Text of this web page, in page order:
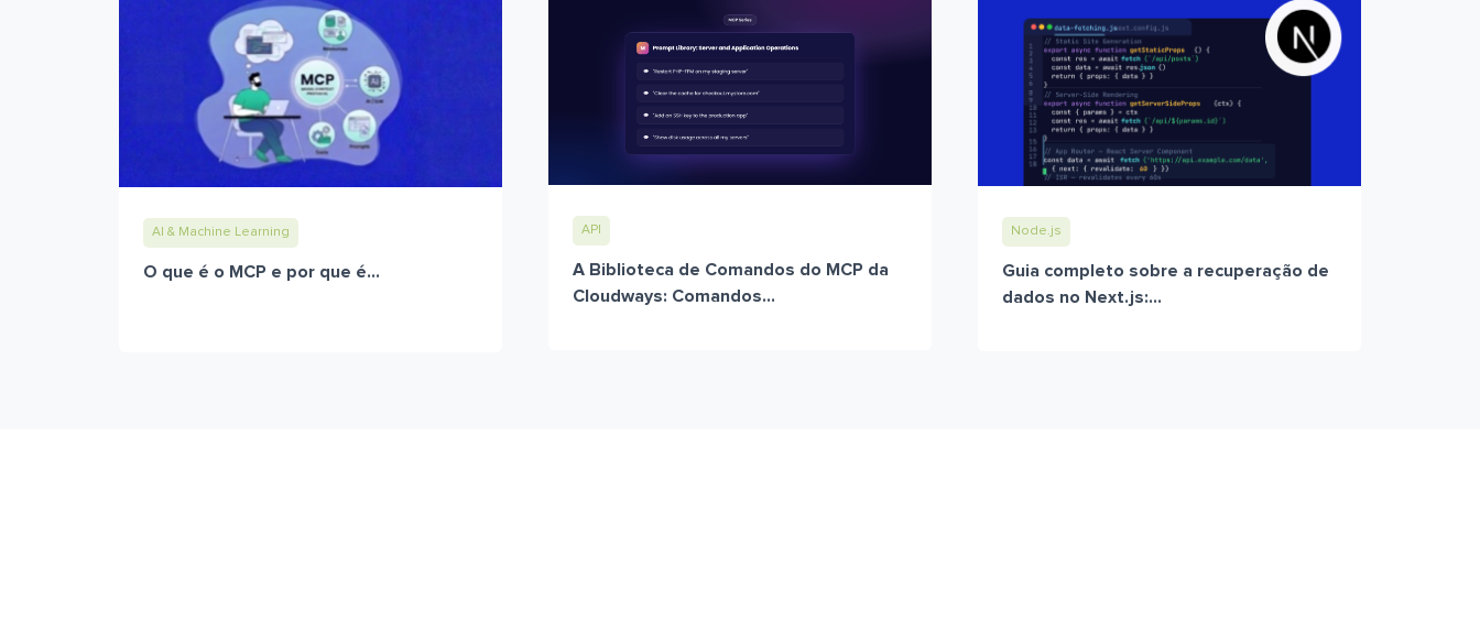
AI & Machine Learning
O que é o MCP e por que é...
API
A Biblioteca de Comandos do MCP da
Cloudways: Comandos...
Node.js
Guia completo sobre a recuperação de
dados no Next.js:...